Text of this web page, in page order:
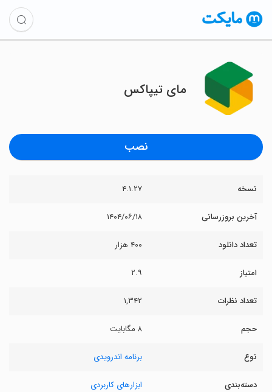
‏‏‏مای تیپاکس
نصب
نسخه ۴.۱.۲۷
آخرین بروزرسانی ۱۴۰۴/۰۶/۱۸
تعداد دانلود ۴۰۰ هزار
امتیاز ۲.۹
تعداد نظرات ۱,۳۴۲
حجم ۸ مگابایت
نوع برنامه اندرویدی
دسته‌بندی ابزارهای کاربردی